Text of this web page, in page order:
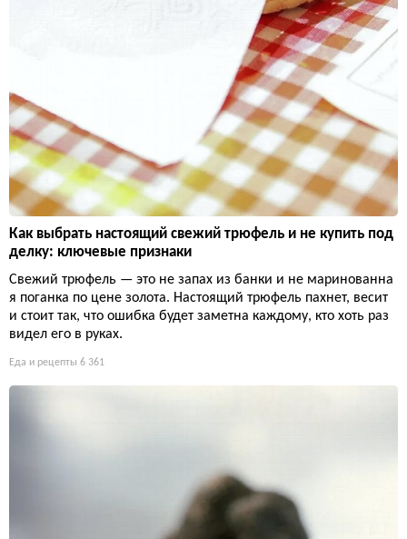
Как выбрать настоящий свежий трюфель и не купить под
делку: ключевые признаки
Свежий трюфель — это не запах из банки и не маринованна
я поганка по цене золота. Настоящий трюфель пахнет, весит
и стоит так, что ошибка будет заметна каждому, кто хоть раз
видел его в руках.
Еда и рецепты 6 361